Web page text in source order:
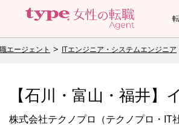
エージェント ITエンジニア・システムエンジニア
【石川・富山・福井
株式会社テクノプロ（テクノプロ・IT社